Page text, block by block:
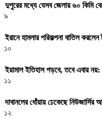
দুপুরের মধ্যে যেসব জেলায় ৬০ কিমি
৯
ইরানে হামলার পরিকল্পনা বাতিল করলেন
১০
ইয়ামাল ইতিহাস গড়বে, তবে এবার নয়:
১১
দাবানলের ধোঁয়ায় ঢেকেছে
১২